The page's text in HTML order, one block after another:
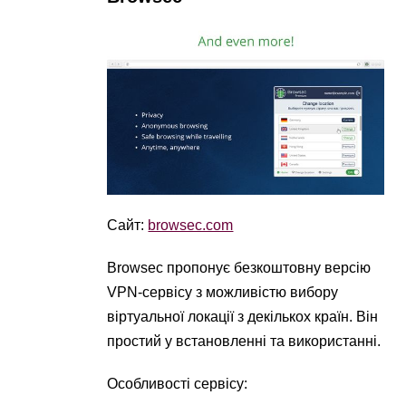
Сайт: browsec.com
Browsec пропонує безкоштовну версію
VPN-сервісу з можливістю вибору
віртуальної локації з декількох країн. Він
простий у встановленні та використанні.
Особливості сервісу: